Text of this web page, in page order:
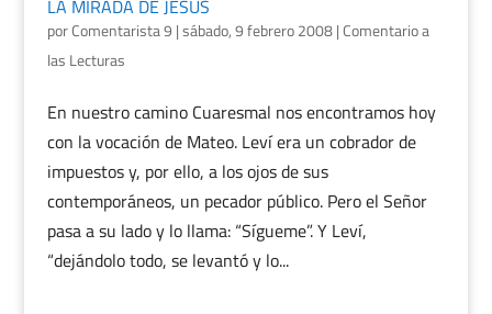
LA MIRADA DE JESÚS
porComentarista 9 |sábado, 9 febrero 2008|Comentario a
las Lecturas
En nuestro camino Cuaresmal nos encontramos hoy
con la vocación de Mateo. Leví era un cobrador de
impuestos y, por ello, a los ojos de sus
contemporáneos, un pecador público. Pero el Señor
pasa a su lado y lo llama: “Sígueme”. Y Leví,
“dejándolo todo, se levantó y lo...